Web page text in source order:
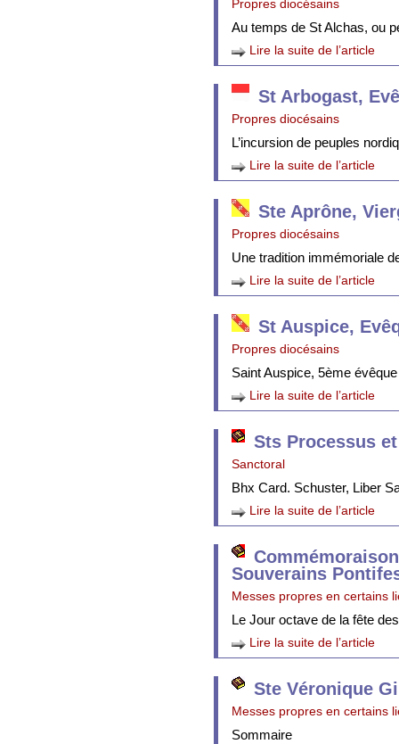
Propres diocésains
Au temps de St Alchas, ou
Lire la suite de l’article
St Arbogast,
Propres diocésains
L’incursion de peuples
Lire la suite de l’article
Ste Aprône,
Propres diocésains
Une tradition immémoriale
Lire la suite de l’article
St Auspice,
Propres diocésains
Saint Auspice, 5ème
Lire la suite de l’article
Sts Processus
Sanctoral
Bhx Card. Schuster, Liber
Lire la suite de l’article
Souverains
Messes propres en certains
Le Jour octave de la fête
Lire la suite de l’article
Ste Véronique
Messes propres en certains
Sommaire